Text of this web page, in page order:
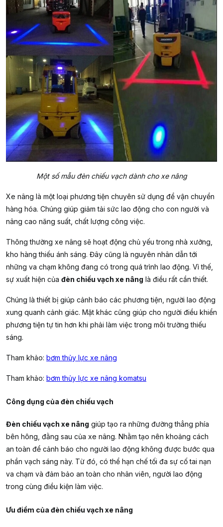
Một số mẫu đèn chiếu vạch dành cho xe nâng
Xe nâng là một loại phương tiện chuyên sử dụng để vận chuyển
hàng hóa. Chúng giúp giảm tải sức lao động cho con người và
nâng cao năng suất, chất lượng công việc.
Thông thường xe nâng sẽ hoạt động chủ yếu trong nhà xưởng,
kho hàng thiếu ánh sáng. Đây cũng là nguyên nhân dẫn tới
những va chạm không đang có trong quá trình lao động. Vì thế,
sự xuất hiện của đèn chiếu vạch xe nâng là điều rất cần thiết.
Chúng là thiết bị giúp cảnh báo các phương tiện, người lao động
xung quanh cảnh giác. Mặt khác cũng giúp cho người điều khiển
phương tiện tự tin hơn khi phải làm việc trong môi trường thiếu
sáng.
Tham khảo: bơm thủy lực xe nâng
Tham khảo: bơm thủy lực xe nâng komatsu
Công dụng của đèn chiếu vạch
Đèn chiếu vạch xe nâng giúp tạo ra những đường thẳng phía
bên hông, đằng sau của xe nâng. Nhằm tạo nên khoảng cách
an toàn để cảnh báo cho người lao động không được bước qua
phần vạch sáng này. Từ đó, có thể hạn chế tối đa sự cố tai nạn
va chạm và đảm bảo an toàn cho nhân viên, người lao động
trong cùng điều kiện làm việc.
Ưu điểm của đèn chiếu vạch xe nâng